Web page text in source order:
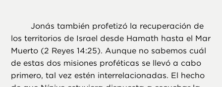
Jonás también profetizó la recuperación de
los territorios de Israel desde Hamath hasta el Mar
Muerto (2 Reyes 14:25). Aunque no sabemos cuál
de estas dos misiones proféticas se llevó a cabo
primero, tal vez estén interrelacionadas. El hecho